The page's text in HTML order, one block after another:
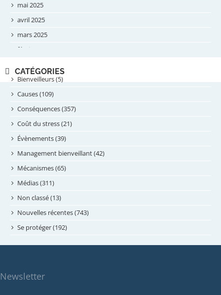
mai 2025
avril 2025
mars 2025
février 2025
septembre 2024
août 2024
juillet 2024
juin 2024
mai 2024
avril 2024
février 2024
janvier 2024
novembre 2023
octobre 2023
septembre 2023
mars 2023
CATÉGORIES
Bienveilleurs (5)
Causes (109)
Conséquences (357)
Coût du stress (21)
Évènements (39)
Management bienveillant (42)
Mécanismes (65)
Médias (311)
Non classé (13)
Nouvelles récentes (743)
Se protéger (192)
Newsletter